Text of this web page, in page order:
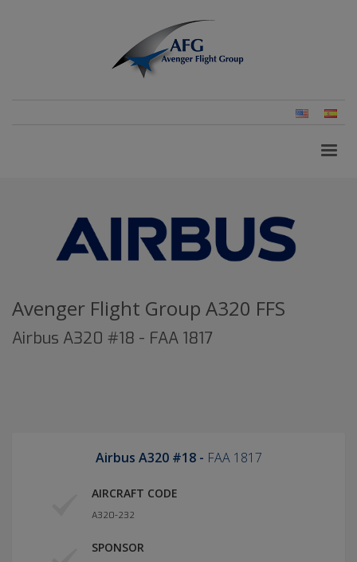
Inglés
Avenger Flight Group A320 FFS
Airbus A320 #18 - FAA 1817
Airbus A320 #18 - FAA 1817
AIRCRAFT CODE
A320-232
SPONSOR